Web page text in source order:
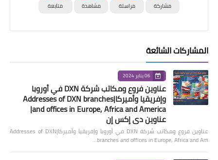
مشاركة مراسلة مشاهدة متابعة
المشاركات الشائعة
06 يناير 2024
عناوين فروع ومكاتب شركة DXN في أوروبا
وإفريقيا وأميركا|Addresses of DXN branches
and offices in Europe, Africa and America|
عناوين دي إكس إن
عناوين فروع ومكاتب شركة DXN في أوروبا وإفريقيا وأميركا|Addresses of DXN
branches and offices in Europe, Africa and Am…